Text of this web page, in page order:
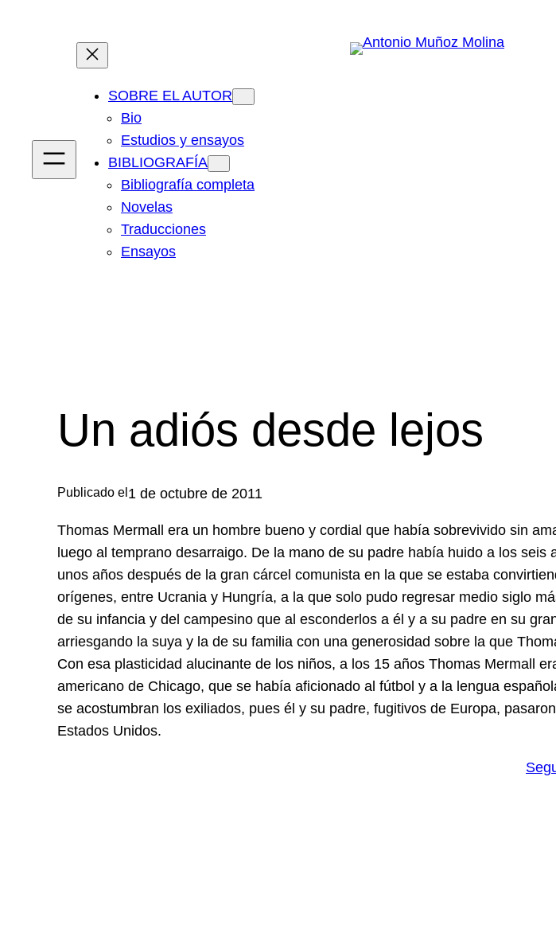
SOBRE EL AUTOR
Bio
Estudios y ensayos
BIBLIOGRAFÍA
Bibliografía completa
Novelas
Traducciones
Ensayos
Un adiós desde lejos
Publicado el 1 de octubre de 2011
Thomas Mermall era un hombre bueno y cordial que había sobrevivido sin
luego al temprano desarraigo. De la mano de su padre había huido a los seis
unos años después de la gran cárcel comunista en la que se estaba
orígenes, entre Ucrania y Hungría, a la que solo pudo regresar medio siglo
de su infancia y del campesino que al esconderlos a él y a su padre en su
arriesgando la suya y la de su familia con una generosidad sobre la que
Con esa plasticidad alucinante de los niños, a los 15 años Thomas Mermall
americano de Chicago, que se había aficionado al fútbol y a la lengua
se acostumbran los exiliados, pues él y su padre, fugitivos de Europa,
Estados Unidos.